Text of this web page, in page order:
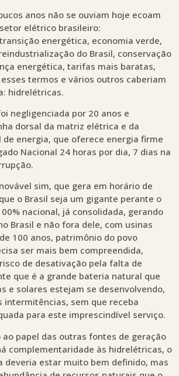
anos não se ouviam hoje ecoam
elétrico brasileiro:
energética, economia verde,
do Brasil, conservação
energética, tarifas mais baratas,
termos e vários outros caberiam
hidrelétricas.
negligenciada por 20 anos e
dorsal da matriz elétrica e da
de energia, que oferece energia firme
Nacional 24 horas por dia, 7 dias na
sim, que gera em horário de
o Brasil seja um gigante perante o
nacional, já consolidada, gerando
Brasil e não fora dele, com usinas
100 anos, patrimônio do povo
ser mais bem compreendida,
de desativação pela falta de
que é a grande bateria natural que
e solares estejam se desenvolvendo,
intermitências, sem que receba
para este imprescindível serviço.
papel das outras fontes de geração
complementaridade às hidrelétricas, o
deveria estar muito bem definido, mas